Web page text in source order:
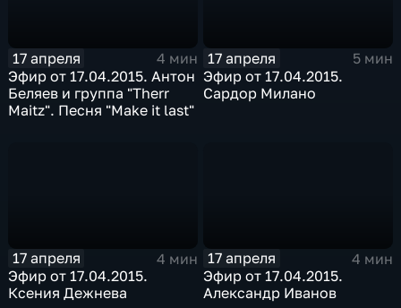
17 апреля
4 мин
Эфир от 17.04.2015. Антон
Беляев и группа "Therr
Maitz". Песня "Make it last"
17 апреля
5 мин
Эфир от 17.04.2015.
Сардор Милано
17 апреля
4 мин
Эфир от 17.04.2015.
Ксения Дежнева
17 апреля
4 мин
Эфир от 17.04.2015.
Александр Иванов